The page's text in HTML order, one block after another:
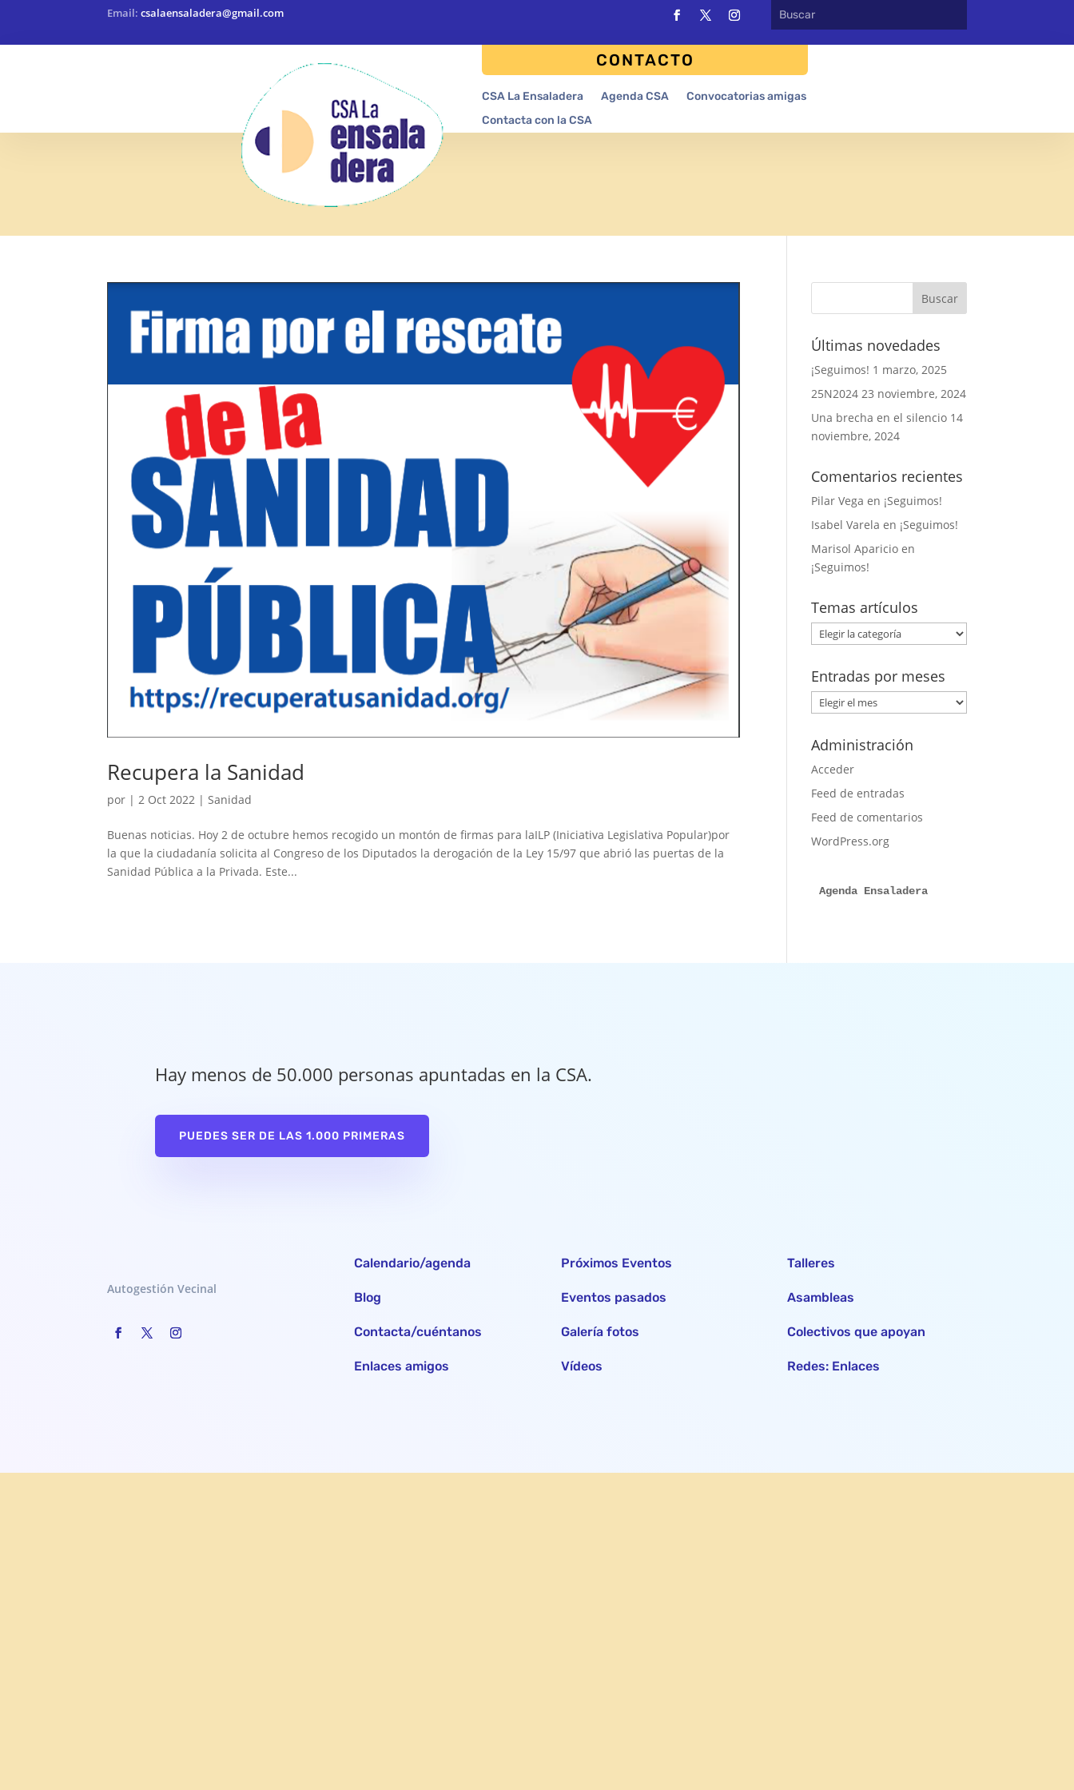
Email:csalaensaladera@gmail.com
CONTACTO
CSA La Ensaladera Agenda CSA
Convocatorias amigas
Contacta con la CSA
Recupera la Sanidad
por | 2 Oct 2022 | Sanidad
Buenas noticias. Hoy 2 de octubre hemos recogido un montón de firmas para laILP (Iniciativa Legislativa Popular)por
la que la ciudadanía solicita al Congreso de los Diputados la derogación de la Ley 15/97 que abrió las puertas de la
Sanidad Pública a la Privada. Este...
Últimas novedades
¡Seguimos! 1 marzo, 2025
25N2024 23 noviembre, 2024
Una brecha en el silencio 14
noviembre, 2024
Comentarios recientes
Pilar Vega en ¡Seguimos!
Isabel Varela en ¡Seguimos!
Marisol Aparicio en
¡Seguimos!
Temas artículos
Temas
artículos
Entradas por meses
Entradas
por
meses
Administración
Acceder
Feed de entradas
Feed de comentarios
WordPress.org
Agenda Ensaladera
Hay menos de 50.000 personas apuntadas en la CSA.
PUEDES SER DE LAS 1.000 PRIMERAS
Autogestión Vecinal
Calendario/agenda
Blog
Contacta/cuéntanos
Enlaces amigos
Próximos Eventos
Eventos pasados
Galería fotos
Vídeos
Talleres
Asambleas
Colectivos que apoyan
Redes: Enlaces